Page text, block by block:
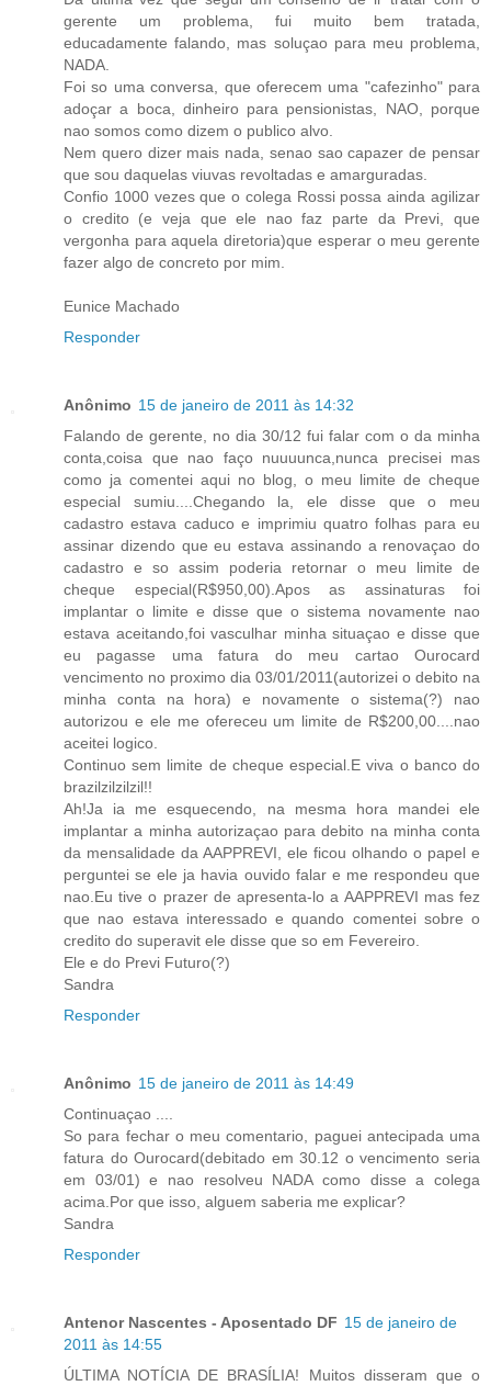
gerente um problema, fui muito bem tratada,
educadamente falando, mas soluçao para meu problema,
NADA.
Foi so uma conversa, que oferecem uma "cafezinho" para
adoçar a boca, dinheiro para pensionistas, NAO, porque
nao somos como dizem o publico alvo.
Nem quero dizer mais nada, senao sao capazer de pensar
que sou daquelas viuvas revoltadas e amarguradas.
Confio 1000 vezes que o colega Rossi possa ainda agilizar
o credito (e veja que ele nao faz parte da Previ, que
vergonha para aquela diretoria)que esperar o meu gerente
fazer algo de concreto por mim.
Eunice Machado
Responder
Anônimo 15 de janeiro de 2011 às 14:32
Falando de gerente, no dia 30/12 fui falar com o da minha
conta,coisa que nao faço nuuuunca,nunca precisei mas
como ja comentei aqui no blog, o meu limite de cheque
especial sumiu....Chegando la, ele disse que o meu
cadastro estava caduco e imprimiu quatro folhas para eu
assinar dizendo que eu estava assinando a renovaçao do
cadastro e so assim poderia retornar o meu limite de
cheque especial(R$950,00).Apos as assinaturas foi
implantar o limite e disse que o sistema novamente nao
estava aceitando,foi vasculhar minha situaçao e disse que
eu pagasse uma fatura do meu cartao Ourocard
vencimento no proximo dia 03/01/2011(autorizei o debito na
minha conta na hora) e novamente o sistema(?) nao
autorizou e ele me ofereceu um limite de R$200,00....nao
aceitei logico.
Continuo sem limite de cheque especial.E viva o banco do
brazilzilzilzil!!
Ah!Ja ia me esquecendo, na mesma hora mandei ele
implantar a minha autorizaçao para debito na minha conta
da mensalidade da AAPPREVI, ele ficou olhando o papel e
perguntei se ele ja havia ouvido falar e me respondeu que
nao.Eu tive o prazer de apresenta-lo a AAPPREVI mas fez
que nao estava interessado e quando comentei sobre o
credito do superavit ele disse que so em Fevereiro.
Ele e do Previ Futuro(?)
Sandra
Responder
Anônimo 15 de janeiro de 2011 às 14:49
Continuaçao ....
So para fechar o meu comentario, paguei antecipada uma
fatura do Ourocard(debitado em 30.12 o vencimento seria
em 03/01) e nao resolveu NADA como disse a colega
acima.Por que isso, alguem saberia me explicar?
Sandra
Responder
Antenor Nascentes - Aposentado DF 15 de janeiro de
2011 às 14:55
ÚLTIMA NOTÍCIA DE BRASÍLIA! Muitos disseram que o